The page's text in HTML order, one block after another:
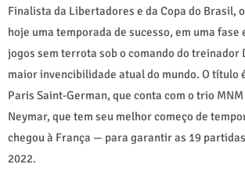
Finalista da Libertadores e da Copa do Brasil,
hoje uma temporada de sucesso, em uma fase
jogos sem terrota sob o comando do treinador
maior invencibilidade atual do mundo. O título
Paris Saint-German, que conta com o trio
Neymar, que tem seu melhor começo de
chegou à França — para garantir as 19
2022.